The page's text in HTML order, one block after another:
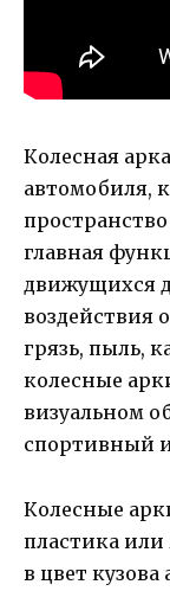
Колесная
автомобиля,
главная
движущихся
воздействия
грязь, пыль,
колесные
визуальном
спортивный
Колесные
пластика
в цвет